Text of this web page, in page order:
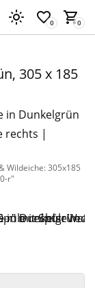
305 x 185
Wildeiche: 305x185
r"